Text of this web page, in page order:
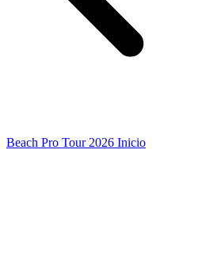
Beach Pro Tour 2026 Inicio